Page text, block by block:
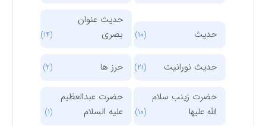
حدیث
حدیث عنوان
بصری
حدیث نورانیت حرز ها
حضرت زینب سلام
الله علیها
حضرت عبدالعظیم
علیه السلام